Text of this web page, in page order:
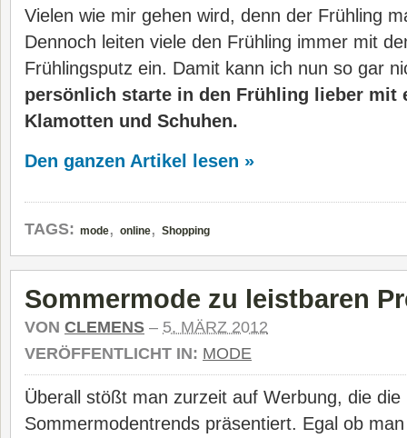
Vielen wie mir gehen wird, denn der Frühling
Dennoch leiten viele den Frühling immer mit
Frühlingsputz ein. Damit kann ich nun so gar
persönlich starte in den Frühling lieber mit
Klamotten und Schuhen.
Den ganzen Artikel lesen »
TAGS: mode, online, Shopping
Sommermode zu leistbaren
VON CLEMENS – 5. MÄRZ 2012
VERÖFFENTLICHT IN: MODE
Überall stößt man zurzeit auf Werbung, die die
Sommermodentrends präsentiert. Egal ob